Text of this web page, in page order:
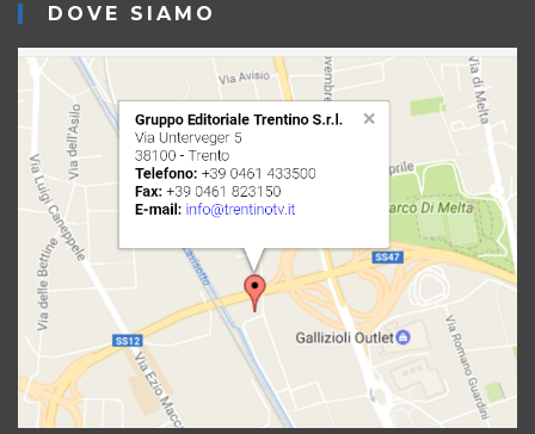
DOVE SIAMO